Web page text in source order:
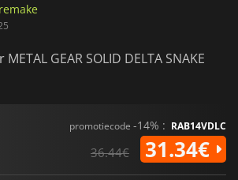
GEAR SOLID DELTA SNAKE
promotiecode -14% : RAB14VDLC
36.44€ 31.34€